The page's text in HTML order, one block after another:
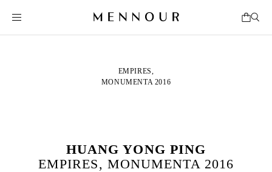
EMPIRES,
MONUMENTA 2016
HUANG YONG PING
EMPIRES, MONUMENTA 2016